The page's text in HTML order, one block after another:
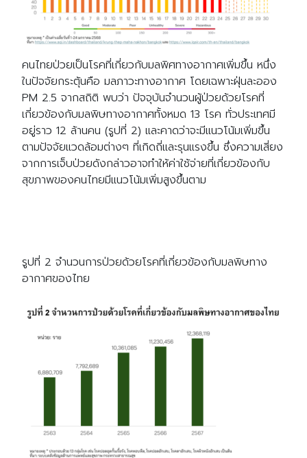
คนไทยป่วยเป็นโรคที่เกี่ยวกับมลพิศทางอากาศเพิ่มขึ้น หนึ่ง
ในปัจจัยกระตุ้นคือ มลภาวะทางอากาศ โดยเฉพาะฝุ่นละออง
PM 2.5 จากสถิติ พบว่า ปัจจุบันจำนวนผู้ป่วยด้วยโรคที่
เกี่ยวข้องกับมลพิษทางอากาศทั้งหมด 13 โรค ทั่วประเทศมี
อยู่ราว 12 ล้านคน (รูปที่ 2) และคาดว่าจะมีแนวโน้มเพิ่มขึ้น
ตามปัจจัยแวดล้อมต่างๆ ที่เกิดถี่และรุนแรงขึ้น ซึ่งความเสี่ยง
จากการเจ็บป่วยดังกล่าวอาจทำให้ค่าใช้จ่ายที่เกี่ยวข้องกับ
สุขภาพของคนไทยมีแนวโน้มเพิ่มสูงขึ้นตาม
รูปที่ 2 จำนวนการป่วยด้วยโรคที่เกี่ยวข้องกับมลพิษทาง
อากาศของไทย